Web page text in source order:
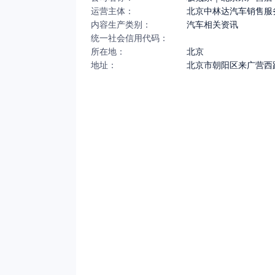
运营主体：
北京中林达汽车销售服
内容生产类别：
汽车相关资讯
统一社会信用代码：
所在地：
北京
地址：
北京市朝阳区来广营